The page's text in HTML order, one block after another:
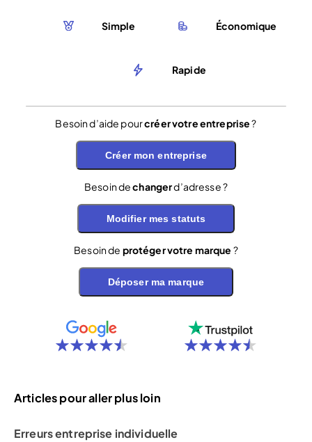
Simple Économique
Rapide
Besoin d’aide pourcréer votre entreprise?
Créer mon entreprise
Besoin dechangerd’adresse ?
Modifier mes statuts
Besoin de protéger votre marque ?
Déposer ma marque
Articles pour aller plus loin
Erreurs entreprise individuelle